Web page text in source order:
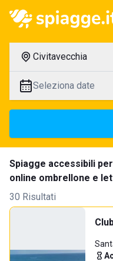
Civitavecchia
Seleziona date
Spiagge accessibili
online ombrellone e
30 Risultati